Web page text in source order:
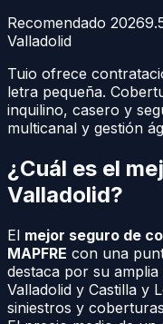
Recomendado 2026
Valladolid
Tuio ofrece
letra pequeña.
inquilino, casero y
multicanal y gestión
¿Cuál es el
Valladolid?
El mejor seguro de
MAPFRE con una
destaca por su
Valladolid y Castilla y
siniestros y